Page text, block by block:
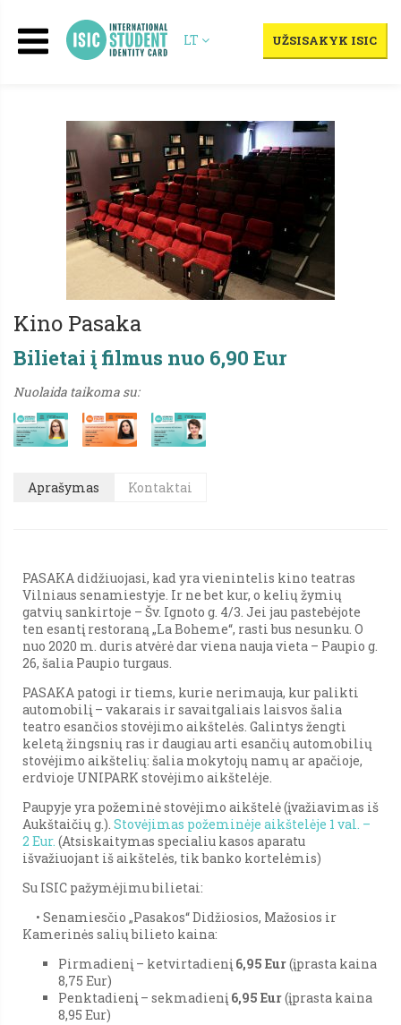
LT UŽSISAKYK ISIC
Kino Pasaka
Bilietai į filmus nuo 6,90 Eur
Nuolaida taikoma su:
Aprašymas Kontaktai
PASAKA didžiuojasi, kad yra vienintelis kino teatras
Vilniaus senamiestyje. Ir ne bet kur, o kelių žymių
gatvių sankirtoje – Šv. Ignoto g. 4/3. Jei jau pastebėjote
ten esantį restoraną „La Boheme“, rasti bus nesunku. O
nuo 2020 m. duris atvėrė dar viena nauja vieta – Paupio g.
26, šalia Paupio turgaus.
PASAKA patogi ir tiems, kurie nerimauja, kur palikti
automobilį – vakarais ir savaitgaliais laisvos šalia
teatro esančios stovėjimo aikštelės. Galintys žengti
keletą žingsnių ras ir daugiau arti esančių automobilių
stovėjimo aikštelių: šalia mokytojų namų ar apačioje,
erdvioje UNIPARK stovėjimo aikštelėje.
Paupyje yra požeminė stovėjimo aikštelė (įvažiavimas iš
Aukštaičių g.). Stovėjimas požeminėje aikštelėje 1 val. –
2 Eur. (Atsiskaitymas specialiu kasos aparatu
išvažiuojant iš aikštelės, tik banko kortelėmis)
Su ISIC pažymėjimu bilietai:
• Senamiesčio „Pasakos“ Didžiosios, Mažosios ir
Kamerinės salių bilieto kaina:
Pirmadienį – ketvirtadienį 6,95 Eur(įprasta kaina
8,75 Eur)
Penktadienį – sekmadienį 6,95 Eur(įprasta kaina
8,95 Eur)